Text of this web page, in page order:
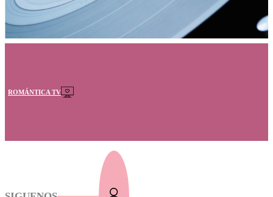
ROMÁNTICA TV